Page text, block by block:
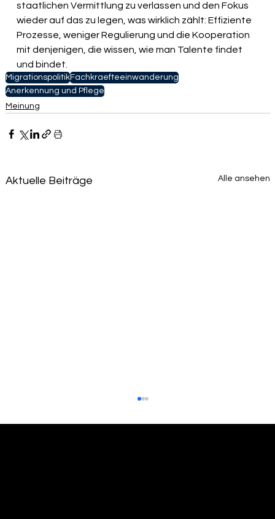
staatlichen Vermittlung zu verlassen und den Fokus
wieder auf das zu legen, was wirklich zählt: Effiziente
Prozesse, weniger Regulierung und die Kooperation
mit denjenigen, die wissen, wie man Talente findet
und bindet.
MigrationspolitikFachkraefteeinwanderung
Anerkennung und Pflege
Meinung
Aktuelle Beiträge Alle ansehen